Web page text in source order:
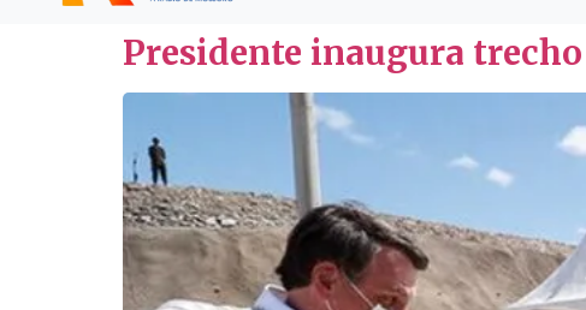
Presidente inaugura